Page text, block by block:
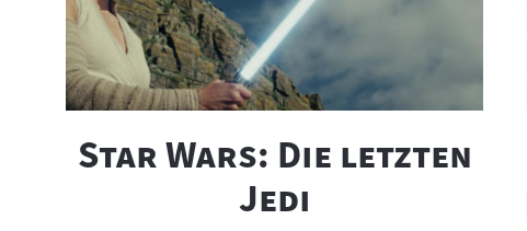
"
Star Wars: Die letzten
Jedi